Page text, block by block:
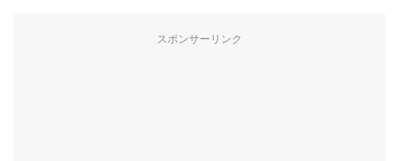
スポンサーリンク